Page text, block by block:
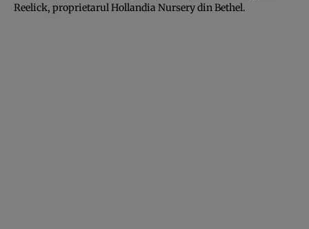
Reelick, proprietarul Hollandia Nursery din Bethel.